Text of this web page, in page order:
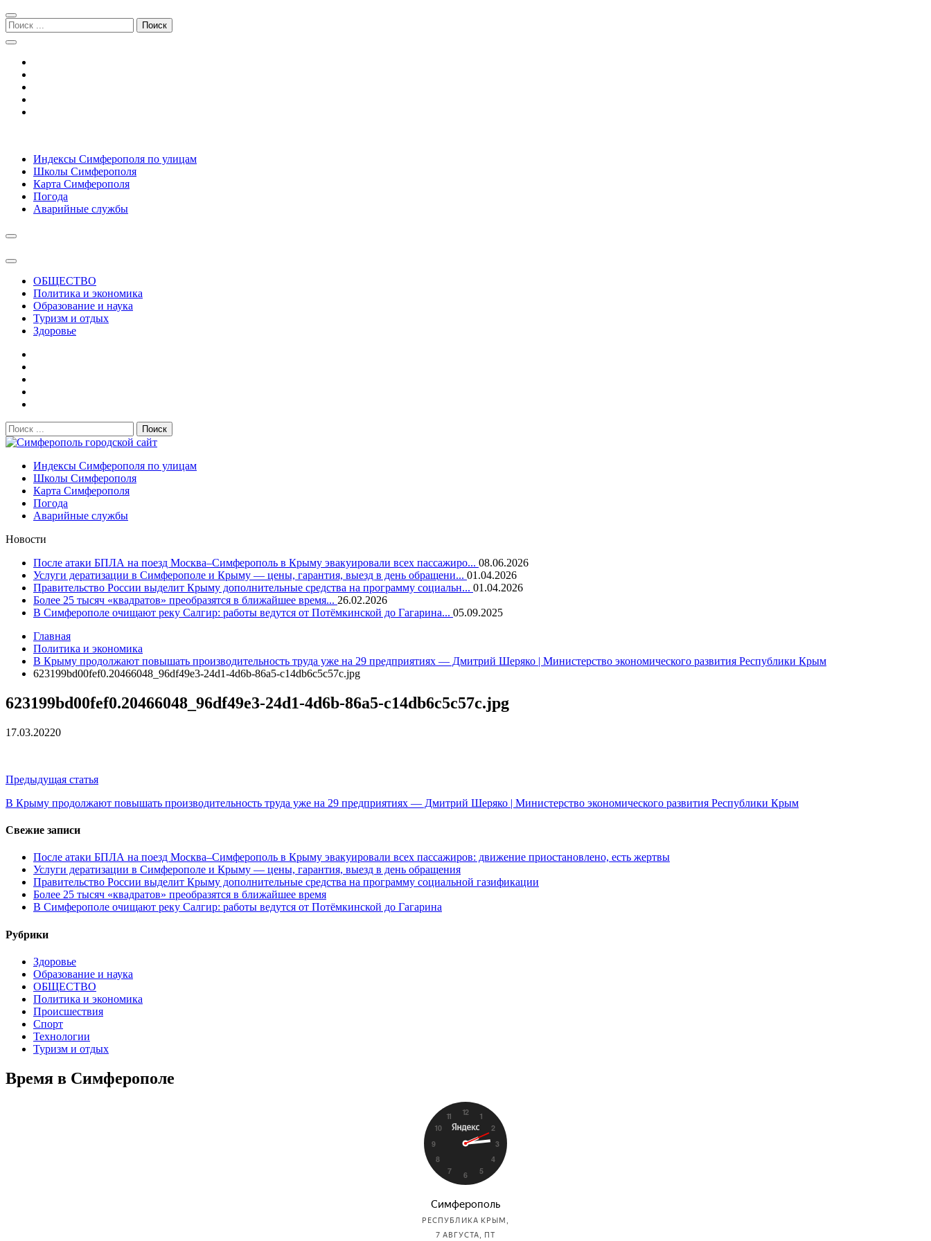
Перейти
к
навигации
Перейти
к
содержимому
Поиск:
Симферополь городской сайт
Индексы Симферополя по улицам
Школы Симферополя
Карта Симферополя
Погода
Аварийные службы
ОБЩЕСТВО
Политика и экономика
Образование и наука
Туризм и отдых
Здоровье
Поиск:
Симферополь городской сайт
Индексы Симферополя по улицам
Школы Симферополя
Карта Симферополя
Погода
Аварийные службы
Новости
После атаки БПЛА на поезд Москва–Симферополь в Крыму эвакуировали всех пассажиро... 08.06.2026
Услуги дератизации в Симферополе и Крыму — цены, гарантия, выезд в день обращени... 01.04.2026
Правительство России выделит Крыму дополнительные средства на программу социальн... 01.04.2026
Более 25 тысяч «квадратов» преобразятся в ближайшее время... 26.02.2026
В Симферополе очищают реку Салгир: работы ведутся от Потёмкинской до Гагарина... 05.09.2025
Главная
Политика и экономика
В Крыму продолжают повышать производительность труда уже на 29 предприятиях — Дмитрий Шеряко | Министерство экономического развития Республики Крым
623199bd00fef0.20466048_96df49e3-24d1-4d6b-86a5-c14db6c5c57c.jpg
623199bd00fef0.20466048_96df49e3-24d1-4d6b-86a5-c14db6c5c57c.jpg
17.03.20220
Навигация
по
Предыдущая статья
В Крыму продолжают повышать производительность труда уже на 29 предприятиях — Дмитрий Шеряко | Министерство экономического развития Республики Крым
Свежие записи
После атаки БПЛА на поезд Москва–Симферополь в Крыму эвакуировали всех пассажиров: движение приостановлено, есть жертвы
Услуги дератизации в Симферополе и Крыму — цены, гарантия, выезд в день обращения
Правительство России выделит Крыму дополнительные средства на программу социальной газификации
Более 25 тысяч «квадратов» преобразятся в ближайшее время
В Симферополе очищают реку Салгир: работы ведутся от Потёмкинской до Гагарина
Рубрики
Здоровье
Образование и наука
ОБЩЕСТВО
Политика и экономика
Происшествия
Спорт
Технологии
Туризм и отдых
Время в Симферополе